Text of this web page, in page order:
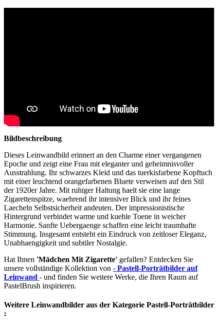
Bildbeschreibung
Dieses Leinwandbild erinnert an den Charme einer vergangenen
Epoche und zeigt eine Frau mit eleganter und geheimnisvoller
Ausstrahlung. Ihr schwarzes Kleid und das tuerkisfarbene Kopftuch
mit einer leuchtend orangefarbenen Bluete verweisen auf den Stil
der 1920er Jahre. Mit ruhiger Haltung haelt sie eine lange
Zigarettenspitze, waehrend ihr intensiver Blick und ihr feines
Laecheln Selbstsicherheit andeuten. Der impressionistische
Hintergrund verbindet warme und kuehle Toene in weicher
Harmonie. Sanfte Uebergaenge schaffen eine leicht traumhafte
Stimmung. Insgesamt entsteht ein Eindruck von zeitloser Eleganz,
Unabhaengigkeit und subtiler Nostalgie.
Hat Ihnen 'Mädchen Mit Zigarette' gefallen? Entdecken Sie
unsere vollständige Kollektion von - Pastell-Porträtbilder auf
Leinwand - und finden Sie weitere Werke, die Ihren Raum auf
PastelBrush inspirieren.
Weitere Leinwandbilder aus der Kategorie Pastell-Porträtbilder
: